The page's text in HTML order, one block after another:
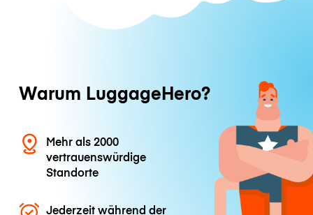
Warum LuggageHero?
Mehr als 2000
vertrauenswürdige
Standorte
Jederzeit während der